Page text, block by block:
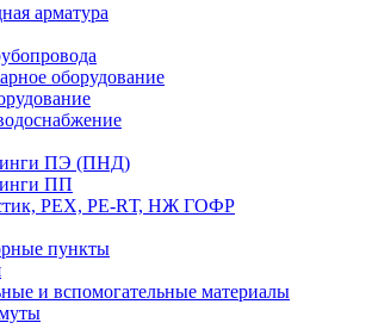
арматура
оборудование
ПЭ (ПНД)
ПП
РЕХ, РЕ-RТ, НЖ ГОФР
пункты
и вспомогательные материалы